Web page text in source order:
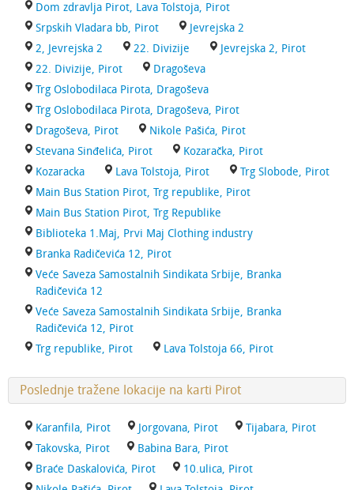
Dom zdravlja Pirot, Lava Tolstoja, Pirot
Srpskih Vladara bb, Pirot
Jevrejska 2
2, Jevrejska 2
22. Divizije
Jevrejska 2, Pirot
22. Divizije, Pirot
Dragoševa
Trg Oslobodilaca Pirota, Dragoševa
Trg Oslobodilaca Pirota, Dragoševa, Pirot
Dragoševa, Pirot
Nikole Pašića, Pirot
Stevana Sinđelića, Pirot
Kozaračka, Pirot
Kozaracka
Lava Tolstoja, Pirot
Trg Slobode, Pirot
Main Bus Station Pirot, Trg republike, Pirot
Main Bus Station Pirot, Trg Republike
Biblioteka 1.Maj, Prvi Maj Clothing industry
Branka Radičevića 12, Pirot
Veće Saveza Samostalnih Sindikata Srbije, Branka
Radičevića 12
Veće Saveza Samostalnih Sindikata Srbije, Branka
Radičevića 12, Pirot
Trg republike, Pirot
Lava Tolstoja 66, Pirot
Poslednje tražene lokacije na karti Pirot
Karanfila, Pirot Jorgovana, Pirot
Tijabara, Pirot
Takovska, Pirot
Babina Bara, Pirot
Braće Daskalovića, Pirot
10.ulica, Pirot